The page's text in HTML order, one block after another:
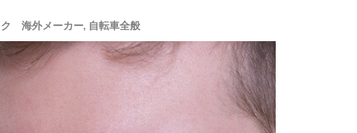
ク 海外メーカー, 自転車全般